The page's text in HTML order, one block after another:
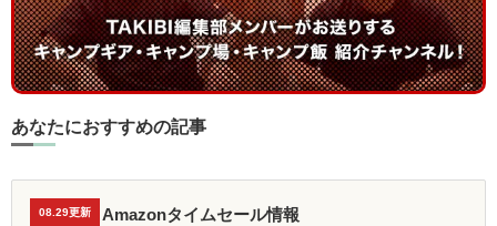
あなたにおすすめの記事
08.29更新 Amazonタイムセール情報